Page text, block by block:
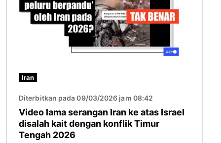
Iran
Diterbitkan pada 09/03/2026 jam 08:42
Video lama serangan Iran ke atas Israel
disalah kait dengan konflik Timur
Tengah 2026